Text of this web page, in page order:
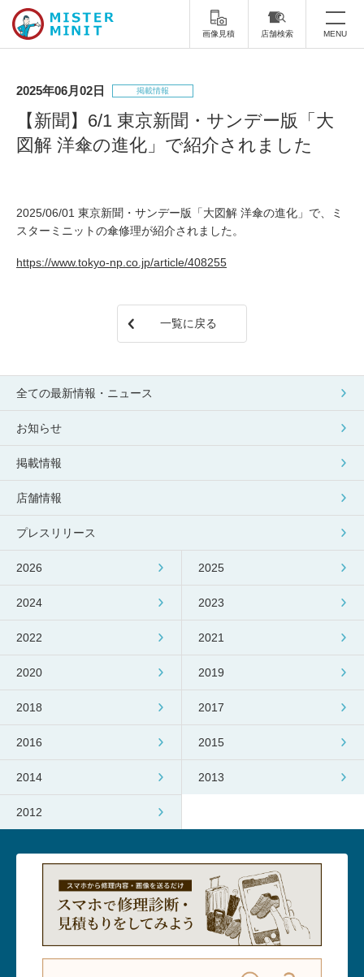
画像見積 店舗検索 MENU
ミスターミニットについて
修理サービス・料金
スニーカー修理 靴磨き
カバンの修理 時計修理・電池交換
ダビング
オンライン修理見積もりサービス（配送修理）
お問い合わせ
採用情報
2025年06月02日 掲載情報
【新聞】6/1 東京新聞・サンデー版「大
図解 洋傘の進化」で紹介されました
2025/06/01 東京新聞・サンデー版「大図解 洋傘の進化」で、ミ
スターミニットの傘修理が紹介されました。
https://www.tokyo-np.co.jp/article/408255
一覧に戻る
全ての最新情報・ニュース
お知らせ
掲載情報
店舗情報
プレスリリース
2026 2025
2024 2023
2022 2021
2020 2019
2018 2017
2016 2015
2014 2013
2012